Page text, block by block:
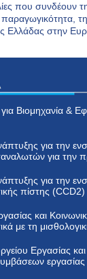
που συνδέουν
Ελλάδας στην
Βιομηχανία &
για την
για την
για την
πίστης (CCD2)
και
με τη
Εργασίας και
εργασίας